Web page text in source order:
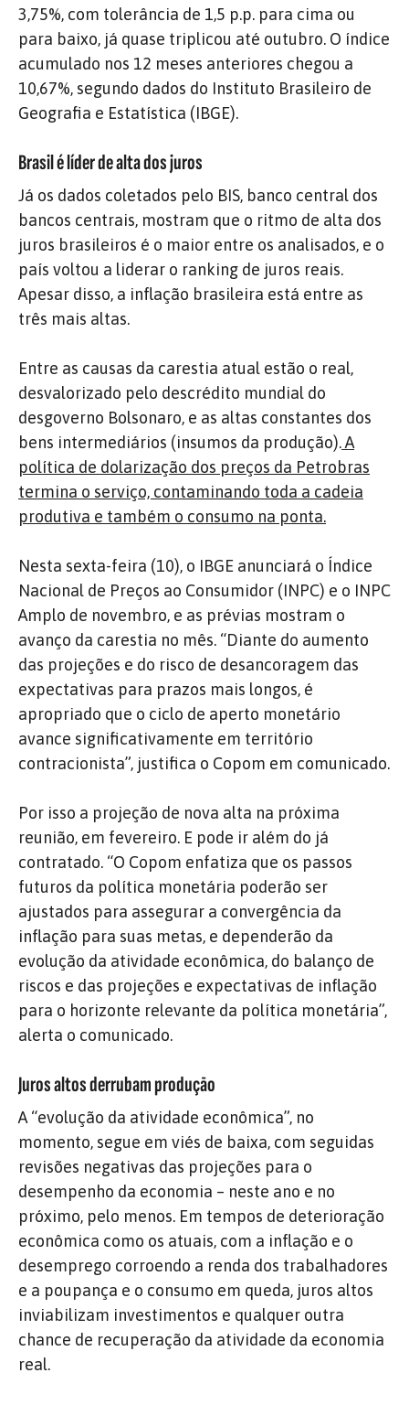
3,75%, com tolerância de 1,5 p.p. para cima ou
para baixo, já quase triplicou até outubro. O índice
acumulado nos 12 meses anteriores chegou a
10,67%, segundo dados do Instituto Brasileiro de
Geografia e Estatística (IBGE).
Brasil é líder de alta dos juros
Já os dados coletados pelo BIS, banco central dos
bancos centrais, mostram que o ritmo de alta dos
juros brasileiros é o maior entre os analisados, e o
país voltou a liderar o ranking de juros reais.
Apesar disso, a inflação brasileira está entre as
três mais altas.
Entre as causas da carestia atual estão o real,
desvalorizado pelo descrédito mundial do
desgoverno Bolsonaro, e as altas constantes dos
bens intermediários (insumos da produção).A
política de dolarização dos preços da Petrobras
termina o serviço, contaminando toda a cadeia
produtiva e também o consumo na ponta.
Nesta sexta-feira (10), o IBGE anunciará o Índice
Nacional de Preços ao Consumidor (INPC) e o INPC
Amplo de novembro, e as prévias mostram o
avanço da carestia no mês. “Diante do aumento
das projeções e do risco de desancoragem das
expectativas para prazos mais longos, é
apropriado que o ciclo de aperto monetário
avance significativamente em território
contracionista”, justifica o Copom em comunicado.
Por isso a projeção de nova alta na próxima
reunião, em fevereiro. E pode ir além do já
contratado. “O Copom enfatiza que os passos
futuros da política monetária poderão ser
ajustados para assegurar a convergência da
inflação para suas metas, e dependerão da
evolução da atividade econômica, do balanço de
riscos e das projeções e expectativas de inflação
para o horizonte relevante da política monetária”,
alerta o comunicado.
Juros altos derrubam produção
A “evolução da atividade econômica”, no
momento, segue em viés de baixa, com seguidas
revisões negativas das projeções para o
desempenho da economia – neste ano e no
próximo, pelo menos. Em tempos de deterioração
econômica como os atuais, com a inflação e o
desemprego corroendo a renda dos trabalhadores
e a poupança e o consumo em queda, juros altos
inviabilizam investimentos e qualquer outra
chance de recuperação da atividade da economia
real.